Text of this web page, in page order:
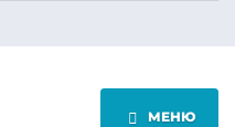
МЕНЮ